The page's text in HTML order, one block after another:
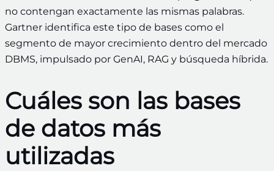
no contengan exactamente las mismas palabras.
Gartner identifica este tipo de bases como el
segmento de mayor crecimiento dentro del mercado
DBMS, impulsado por GenAI, RAG y búsqueda híbrida.
Cuáles son las bases
de datos más
utilizadas